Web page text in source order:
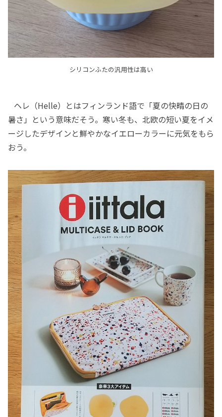
シリコンふたの汎用性は高い
ヘレ（Helle）とはフィンランド語で「夏の快晴の日の
暑さ」という意味だそう。寒い冬も、北欧の短い夏をイメ
ージしたデザインと鮮やかなイエローカラーに元気をもら
おう。